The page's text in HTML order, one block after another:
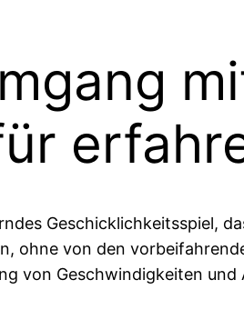
Geschicklichkeitsspiel,
ohne von den
von Geschwindigkeiten